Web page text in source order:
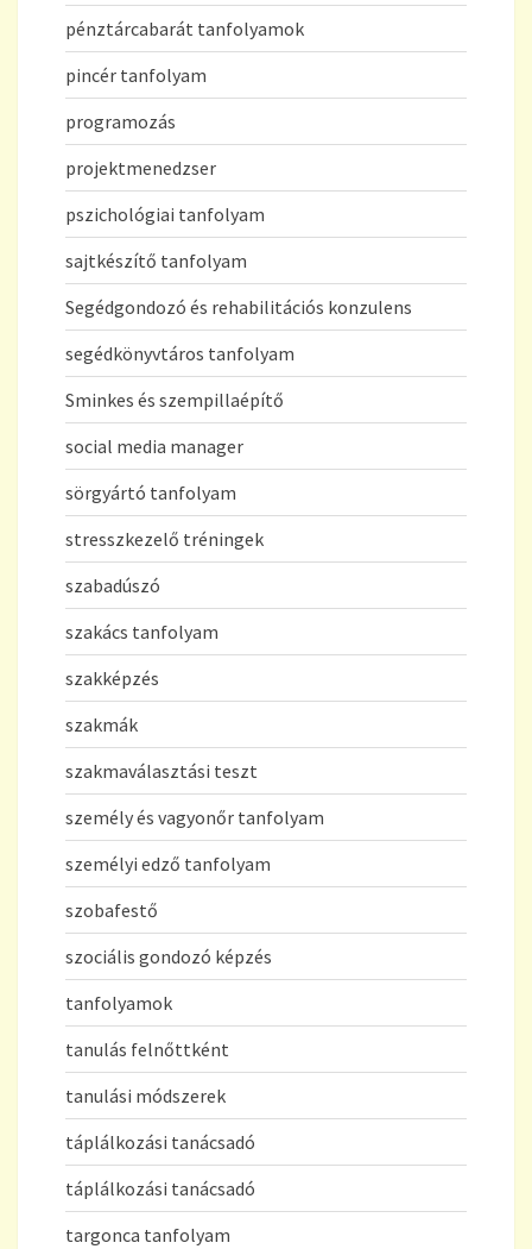
pénztárcabarát tanfolyamok
pincér tanfolyam
programozás
projektmenedzser
pszichológiai tanfolyam
sajtkészítő tanfolyam
Segédgondozó és rehabilitációs konzulens
segédkönyvtáros tanfolyam
Sminkes és szempillaépítő
social media manager
sörgyártó tanfolyam
stresszkezelő tréningek
szabadúszó
szakács tanfolyam
szakképzés
szakmák
szakmaválasztási teszt
személy és vagyonőr tanfolyam
személyi edző tanfolyam
szobafestő
szociális gondozó képzés
tanfolyamok
tanulás felnőttként
tanulási módszerek
táplálkozási tanácsadó
táplálkozási tanácsadó
targonca tanfolyam